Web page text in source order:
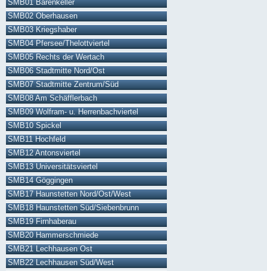
SMB01 Bärenkeller
SMB02 Oberhausen
SMB03 Kriegshaber
SMB04 Pfersee/Thelottviertel
SMB05 Rechts der Wertach
SMB06 Stadtmitte Nord/Ost
SMB07 Stadtmitte Zentrum/Süd
SMB08 Am Schäfflerbach
SMB09 Wolfram- u. Herrenbachviertel
SMB10 Spickel
SMB11 Hochfeld
SMB12 Antonsviertel
SMB13 Universitätsviertel
SMB14 Göggingen
SMB17 Haunstetten Nord/Ost/West
SMB18 Haunstetten Süd/Siebenbrunn
SMB19 Firnhaberau
SMB20 Hammerschmiede
SMB21 Lechhausen Ost
SMB22 Lechhausen Süd/West